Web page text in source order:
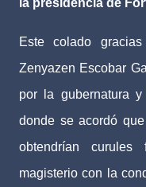
la presidencia de
Este colado
Zenyazen Escobar
por la gubernatura
donde se acordó
obtendrían
magisterio con la